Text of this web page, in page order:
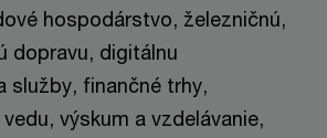
hospodárstvo, železničnú,
dopravu, digitálnu
služby, finančné trhy,
výskum a vzdelávanie,